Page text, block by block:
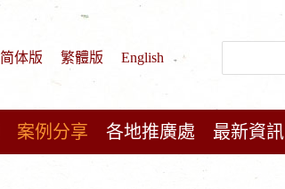
简体版 繁體版 English
案例分享 各地推廣處 最新資訊